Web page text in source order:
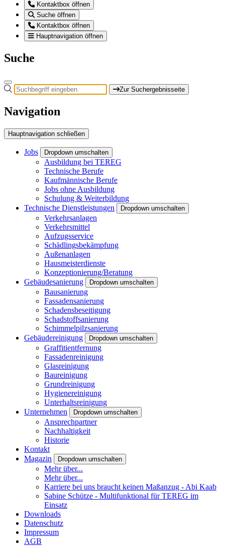
Kontaktbox öffnen
Suche öffnen
Kontaktbox öffnen
Hauptnavigation öffnen
Suche
Zur Suchergebnisseite
Navigation
Hauptnavigation schließen
Jobs Dropdown umschalten
Ausbildung bei TEREG
Technische Berufe
Kaufmännische Berufe
Jobs ohne Ausbildung
Schulung & Weiterbildung
Technische Dienstleistungen
Dropdown umschalten
Verkehrsanlagen
Verkehrsmittel
Aufzugsservice
Schädlingsbekämpfung
Außenanlagen
Hausmeisterdienste
Konzeptionierung/Beratung
Gebäudesanierung
Dropdown umschalten
Bausanierung
Fassadensanierung
Schadensbeseitigung
Schadstoffsanierung
Schimmelpilzsanierung
Gebäudereinigung
Dropdown umschalten
Graffitientfernung
Fassadenreinigung
Glasreinigung
Baureinigung
Grundreinigung
Hygienereinigung
Unterhaltsreinigung
Unternehmen
Dropdown umschalten
Ansprechpartner
Nachhaltigkeit
Historie
Kontakt
Magazin
Dropdown umschalten
Mehr über...
Mehr über...
Karriere bei uns braucht keinen Maßanzug - Abi Kaab
Sabine Schütze - Multifunktional für TEREG im
Einsatz
Downloads
Datenschutz
Impressum
AGB